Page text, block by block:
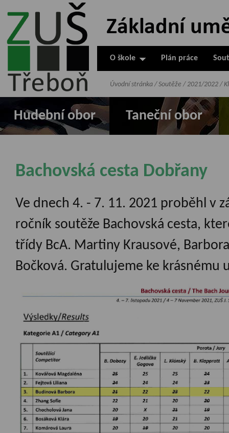
ZUŠ Třeboň -
Základní
umělecká škola
O škole Plán práce
Hudební obor Taneční obor
Úvodní stránka / Soutěže / 2021/2022 /
Bachovská cesta Dobřany
Ve dnech 4. - 7. 11. 2021 proběhl v
ročník soutěže Bachovská cesta,
třídy BcA. Martiny Krausové,
Bočková. Gratulujeme ke krásnému